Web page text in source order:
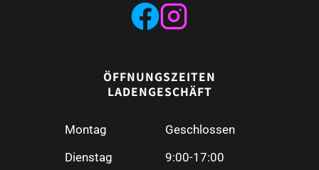
ÖFFNUNGSZEITEN
LADENGESCHÄFT
Montag
Geschlossen
Dienstag
9:00-17:00